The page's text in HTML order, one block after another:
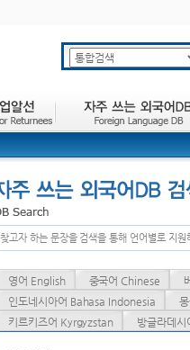
찾고자 하는 문장을 검색을 통해 언어별로 지원
영어 English 중국어 Chinese
인도네시아어 Bahasa Indonesia
키르키즈어 Kyrgyzstan
방글라데